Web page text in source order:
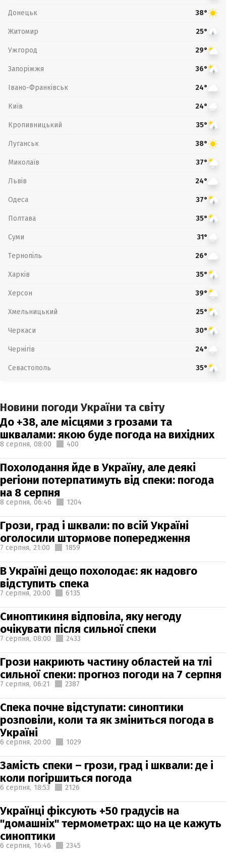
Донецьк 38°
Житомир 25°
Ужгород 29°
Запоріжжя 36°
Івано-Франківськ 24°
Київ 24°
Кропивницький 35°
Луганськ 38°
Миколаїв 37°
Львів 24°
Одеса 37°
Полтава 35°
Суми 31°
Тернопіль 26°
Харків 35°
Херсон 39°
Хмельницький 25°
Черкаси 30°
Чернігів 24°
Севастополь 35°
Новини погоди України та світу
До +38, але місцями з грозами та
шквалами: якою буде погода на вихідних
8 серпня, 08:00 400
Похолодання йде в Україну, але деякі
регіони потерпатимуть від спеки: погода
на 8 серпня
8 серпня, 06:46 1204
Грози, град і шквали: по всій Україні
оголосили штормове попередження
7 серпня, 21:00 1859
В Україні дещо похолодає: як надовго
відступить спека
7 серпня, 20:00 6135
Синоптикиня відповіла, яку негоду
очікувати після сильної спеки
7 серпня, 08:00 2433
Грози накриють частину областей на тлі
сильної спеки: прогноз погоди на 7 серпня
7 серпня, 06:21 2387
Спека почне відступати: синоптики
розповіли, коли та як зміниться погода в
Україні
6 серпня, 20:00 1029
Замість спеки – грози, град і шквали: де і
коли погіршиться погода
6 серпня, 18:53 2126
Українці фіксують +50 градусів на
"домашніх" термометрах: що на це кажуть
синоптики
6 серпня, 16:46 2345